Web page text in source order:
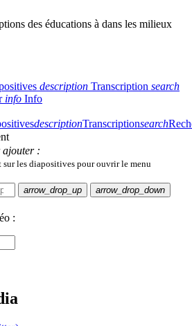
des éducations à dans les milieux
description Transcription search
info Info
descriptionTranscriptionsearch
ajouter :
les diapositives pour ouvrir le menu
arrow_drop_up
arrow_drop_down
: